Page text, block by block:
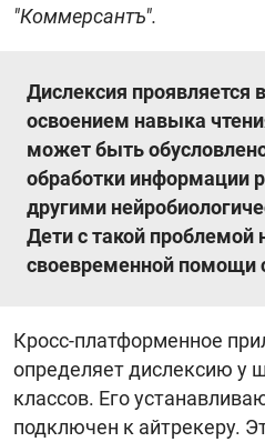
"‎Коммерсантъ"‎.
Дислексия проявляется
освоением навыка
может быть
обработки информации
другими
Дети с такой проблемой
своевременной помощи
Кросс-платформенное
определяет дислексию у
классов. Его
подключен к айтрекеру.